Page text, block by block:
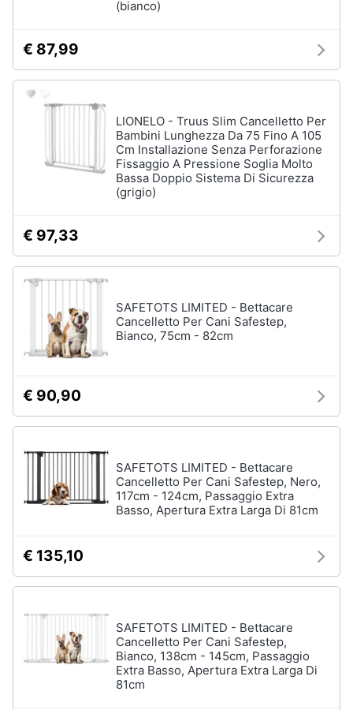
(bianco)
€ 87,99
LIONELO - Truus Slim Cancelletto Per
Bambini Lunghezza Da 75 Fino A 105
Cm Installazione Senza Perforazione
Fissaggio A Pressione Soglia Molto
Bassa Doppio Sistema Di Sicurezza
(grigio)
€ 97,33
SAFETOTS LIMITED - Bettacare
Cancelletto Per Cani Safestep,
Bianco, 75cm - 82cm
€ 90,90
SAFETOTS LIMITED - Bettacare
Cancelletto Per Cani Safestep, Nero,
117cm - 124cm, Passaggio Extra
Basso, Apertura Extra Larga Di 81cm
€ 135,10
SAFETOTS LIMITED - Bettacare
Cancelletto Per Cani Safestep,
Bianco, 138cm - 145cm, Passaggio
Extra Basso, Apertura Extra Larga Di
81cm